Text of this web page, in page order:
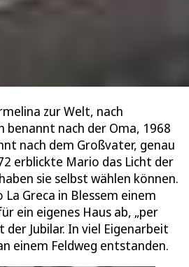
zur Welt, nach
benannt nach der Oma, 1968
nach dem Großvater, genau
erblickte Mario das Licht der
sie selbst wählen können.
Greca in Blessem einem
ein eigenes Haus ab, „per
der Jubilar. In viel Eigenarbeit
einem Feldweg entstanden.